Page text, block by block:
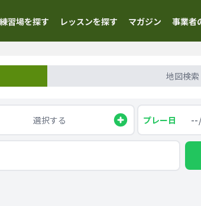
練習場を探す レッスンを探す マガジン 事業者
地図検索
選択する プレー日